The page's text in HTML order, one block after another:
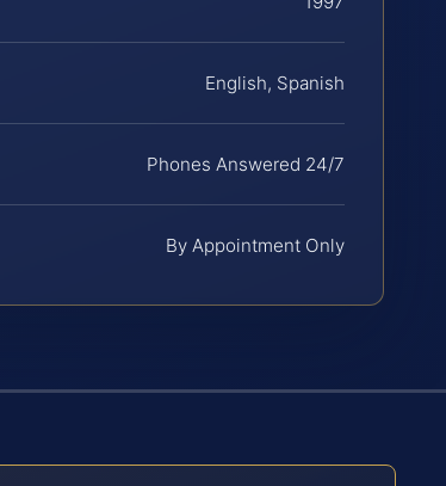
English, Spanish
Phones Answered 24/7
By Appointment Only